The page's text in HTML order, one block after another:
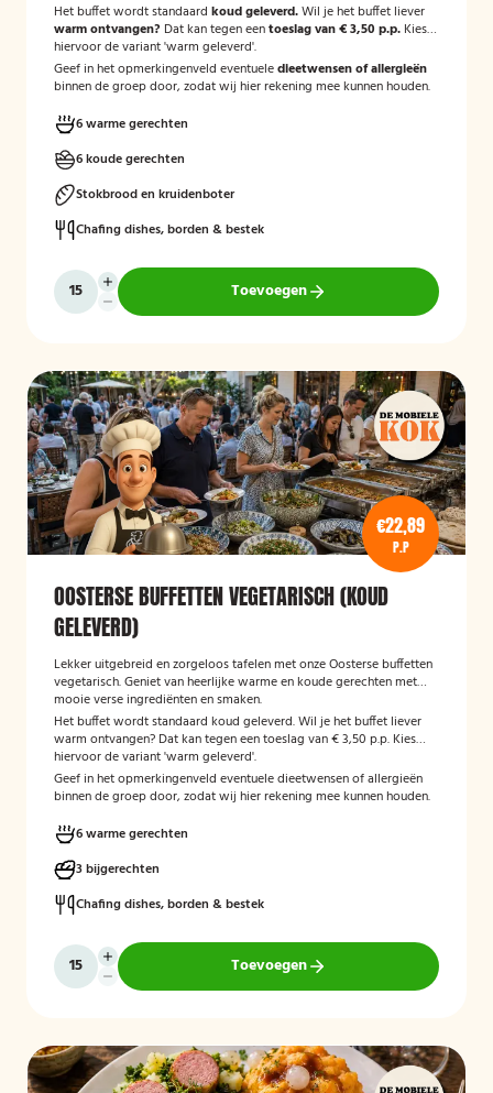
Het buffet wordt standaard koud geleverd.Wil je het buffet liever
warm ontvangen? Dat kan tegen eentoeslag van € 3,50 p.p. Kies
hiervoor de variant 'warm geleverd'.
Geef in het opmerkingenveld eventueledieetwensen of allergieën
binnen de groep door, zodat wij hier rekening mee kunnen houden.
6 warme gerechten
6 koude gerechten
Stokbrood en kruidenboter
Chafing dishes, borden & bestek
Toevoegen
€22,89
P.P
OOSTERSE BUFFETTEN VEGETARISCH (KOUD
GELEVERD)
Lekker uitgebreid en zorgeloos tafelen met onze Oosterse buffetten
vegetarisch. Geniet van heerlijke warme en koude gerechten met
mooie verse ingrediënten en smaken.
Het buffet wordt standaard koud geleverd. Wil je het buffet liever
warm ontvangen? Dat kan tegen een toeslag van € 3,50 p.p. Kies
hiervoor de variant 'warm geleverd'.
Geef in het opmerkingenveld eventuele dieetwensen of allergieën
binnen de groep door, zodat wij hier rekening mee kunnen houden.
6 warme gerechten
3 bijgerechten
Chafing dishes, borden & bestek
Toevoegen